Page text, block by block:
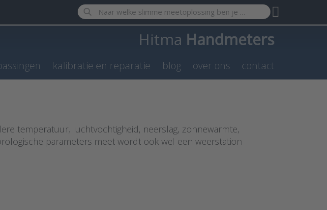
Enter a search term. Results will appear automatically as you type.
Hitma Handmeters
kalibratie en reparatie blog over ons contact
temperatuur, luchtvochtigheid, neerslag, zonnewarmte,
parameters meet wordt ook wel een weerstation